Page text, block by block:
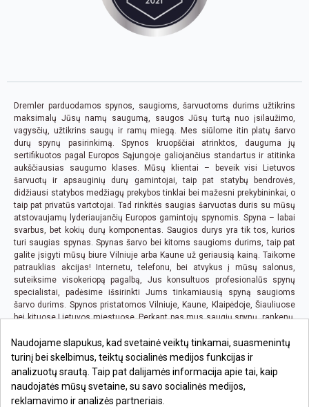
Dremler parduodamos spynos, saugioms, šarvuotoms durims užtikrins
maksimalų Jūsų namų saugumą, saugos Jūsų turtą nuo įsilaužimo,
vagysčių, užtikrins saugų ir ramų miegą. Mes siūlome itin platų šarvo
durų spynų pasirinkimą. Spynos kruopščiai atrinktos, dauguma jų
sertifikuotos pagal Europos Sąjungoje galiojančius standartus ir atitinka
aukščiausias saugumo klases. Mūsų klientai – beveik visi Lietuvos
šarvuotų ir apsauginių durų gamintojai, taip pat statybų bendrovės,
didžiausi statybos medžiagų prekybos tinklai bei mažesni prekybininkai, o
taip pat privatūs vartotojai. Tad rinkitės saugias šarvuotas duris su mūsų
atstovaujamų lyderiaujančių Europos gamintojų spynomis. Spyna – labai
svarbus, bet kokių durų komponentas. Saugios durys yra tik tos, kurios
turi saugias spynas. Spynas šarvo bei kitoms saugioms durims, taip pat
galite įsigyti mūsų biure Vilniuje arba Kaune už geriausią kainą. Taikome
patrauklias akcijas! Internetu, telefonu, bei atvykus į mūsų salonus,
suteiksime visokeriopą pagalbą, Jus konsultuos profesionalūs spynų
specialistai, padėsime išsirinkti Jums tinkamiausią spyną saugioms
šarvo durims. Spynos pristatomos Vilniuje, Kaune, Klaipėdoje, Šiauliuose
bei kituose Lietuvos miestuose. Perkant pas mus saugių spynų, rankenų,
Jūsų būsto ar biuro yra nemokamas visoje Lietuvoje.
Naudojame slapukus, kad svetainė veiktų tinkamai, suasmenintų
turinį bei skelbimus, teiktų socialinės medijos funkcijas ir
analizuotų srautą. Taip pat dalijamės informacija apie tai, kaip
naudojatės mūsų svetaine, su savo socialinės medijos,
reklamavimo ir analizės partneriais.